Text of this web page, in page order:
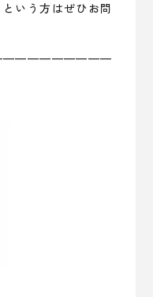
いう方はぜひお問